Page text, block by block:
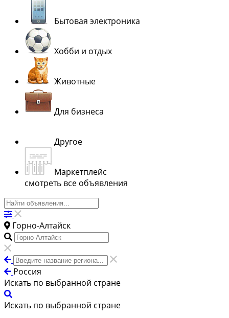
Бытовая электроника
Хобби и отдых
Животные
Для бизнеса
Другое
Маркетплейс
смотреть все объявления
Горно-Алтайск
Россия
Искать по выбранной стране
Искать по выбранной стране